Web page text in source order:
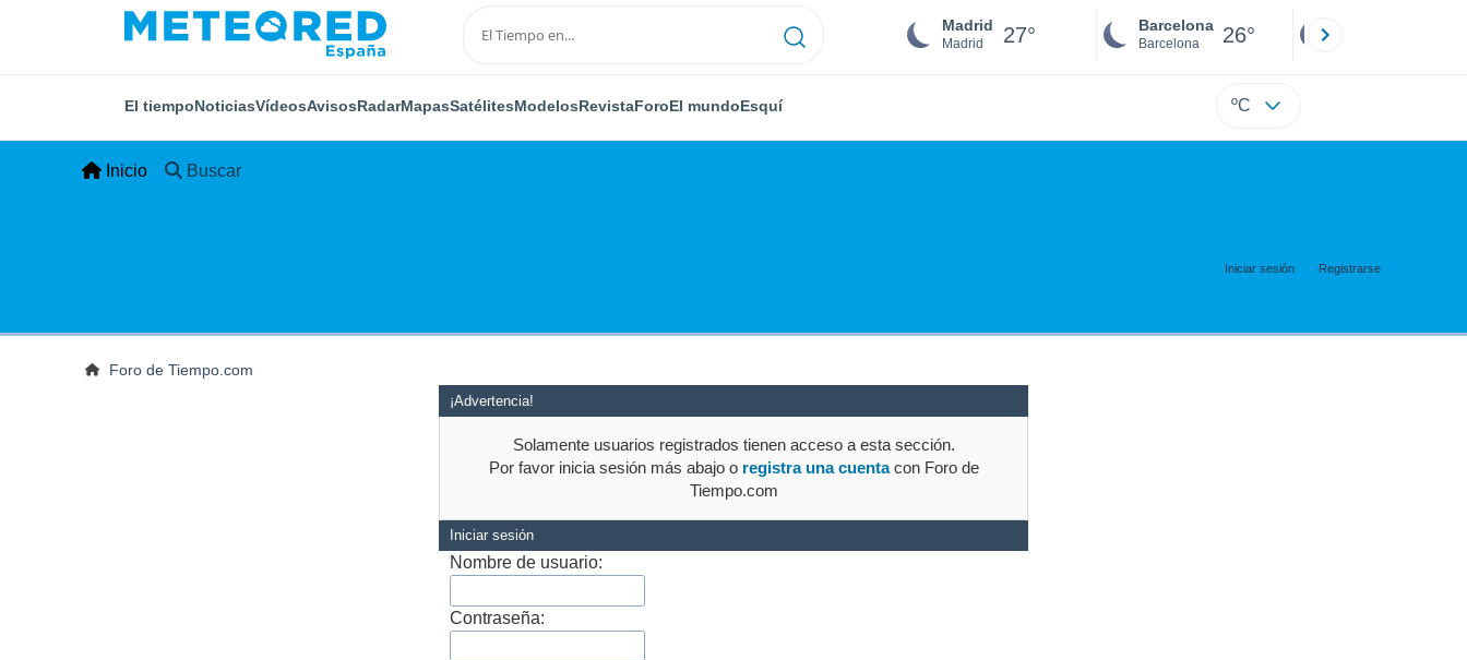
Madrid
Madrid 27° Barcelona
Barcelona 26°
El tiempoNoticiasVídeosAvisosRadarMapasSatélitesModelosRevistaForoEl mundoEsquí ºC
Inicio Buscar
Iniciar sesión Registrarse
Foro de Tiempo.com
¡Advertencia!
Solamente usuarios registrados tienen acceso a esta sección.
Por favor inicia sesión más abajo o registra una cuentacon Foro de
Tiempo.com
Iniciar sesión
Nombre de usuario:
Contraseña: